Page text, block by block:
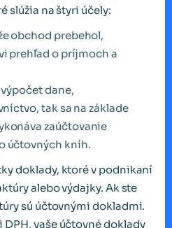
slúžia na štyri účely:
obchod prebehol,
prehľad o príjmoch a
dane,
tak sa na základe
zaúčtovanie
účtovných kníh.
doklady, ktoré v podnikaní
alebo výdajky. Ak ste
sú účtovnými dokladmi.
vaše účtovné doklady